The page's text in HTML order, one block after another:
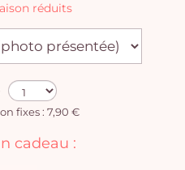
réduits
fixes : 7,90 €
cadeau :